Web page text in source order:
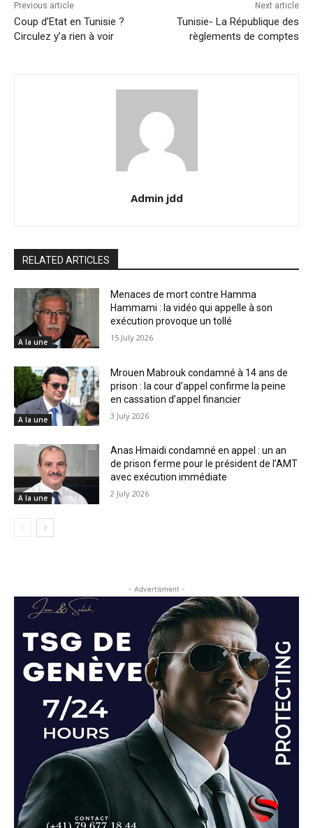
Previous article
Coup d’Etat en Tunisie ?
Circulez y’a rien à voir
Next article
Tunisie- La République des
règlements de comptes
Admin jdd
RELATED ARTICLES
A la une
Menaces de mort contre Hamma
Hammami : la vidéo qui appelle à son
exécution provoque un tollé
15 July 2026
A la une
Mrouen Mabrouk condamné à 14 ans de
prison : la cour d’appel confirme la peine
en cassation d’appel financier
3 July 2026
A la une
Anas Hmaidi condamné en appel : un an
de prison ferme pour le président de l’AMT
avec exécution immédiate
2 July 2026
- Advertisment -